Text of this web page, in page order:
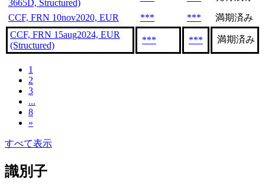
3665D, Structured)
CCF, FRN 10nov2020, EUR *** ***
満期済み
CCF, FRN 15aug2024, EUR
(Structured)
*** *** 満期済み
1
2
3
...
8
»
すべて表示
識別子